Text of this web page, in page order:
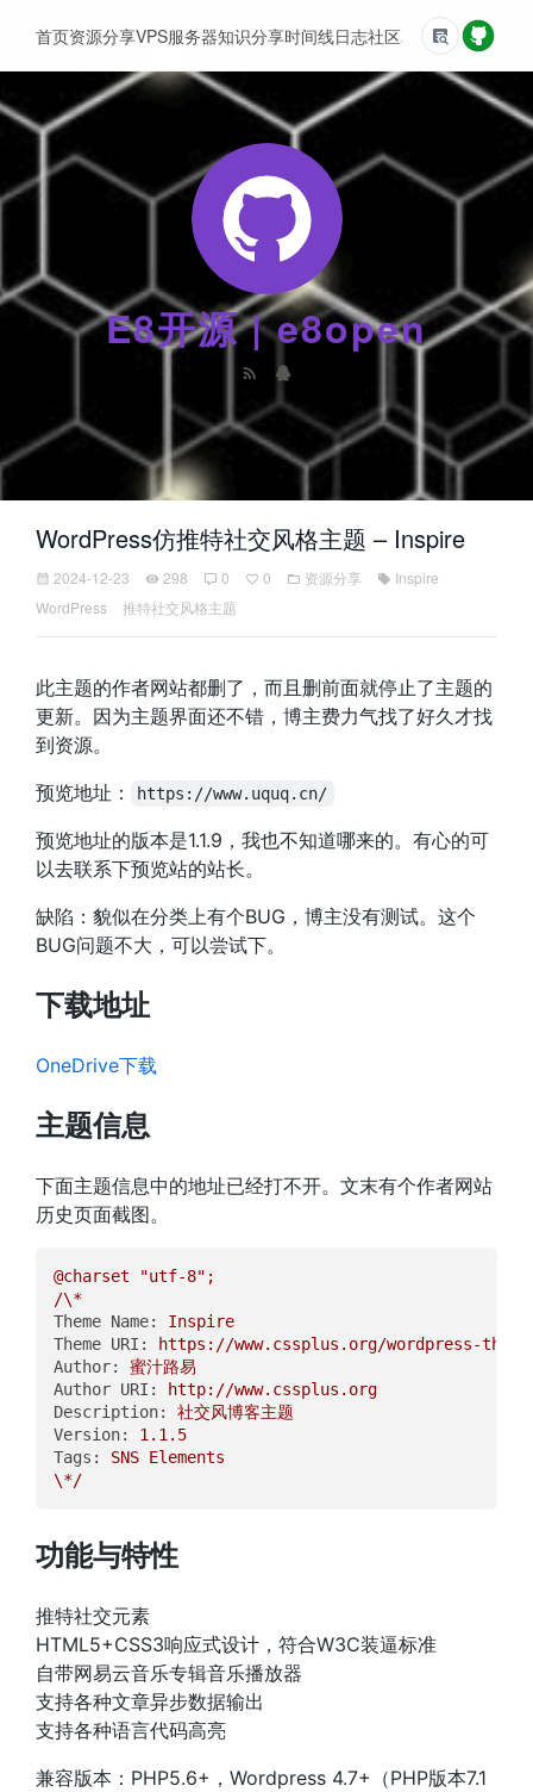
E8开源 | e8open
首页资源分享VPS服务器知识分享时间线日志社区友情链接
WordPress仿推特社交风格主题 – Inspire
2024-12-23 298 0 0 资源分享
Inspire
WordPress
推特社交风格主题
此主题的作者网站都删了，而且删前面就停止了主题的
更新。因为主题界面还不错，博主费力气找了好久才找
到资源。
预览地址：
https://www.uquq.cn/
预览地址的版本是1.1.9，我也不知道哪来的。有心的可
以去联系下预览站的站长。
缺陷：貌似在分类上有个BUG，博主没有测试。这个
BUG问题不大，可以尝试下。
下载地址
OneDrive下载
主题信息
下面主题信息中的地址已经打不开。文末有个作者网站
历史页面截图。
@charset "utf-8" ;
/\*
Theme Name:
Inspire
Theme URI:
https://www.cssplus.org/wordpress-
Author:
蜜汁路易
Author URI:
http://www.cssplus.org
Description:
社交风博客主题
Version:
1.1 .5
Tags:
SNS Elements
\*/
功能与特性
推特社交元素
HTML5+CSS3响应式设计，符合W3C装逼标准
自带网易云音乐专辑音乐播放器
支持各种文章异步数据输出
支持各种语言代码高亮
兼容版本：PHP5.6+，Wordpress 4.7+（PHP版本7.1